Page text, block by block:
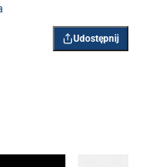
Udostępnij